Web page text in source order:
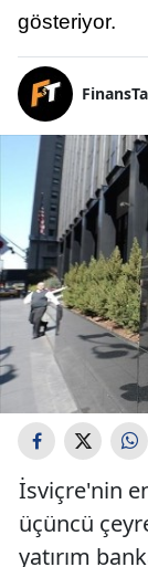
gösteriyor.
İsviçre'nin
üçüncü
yatırım